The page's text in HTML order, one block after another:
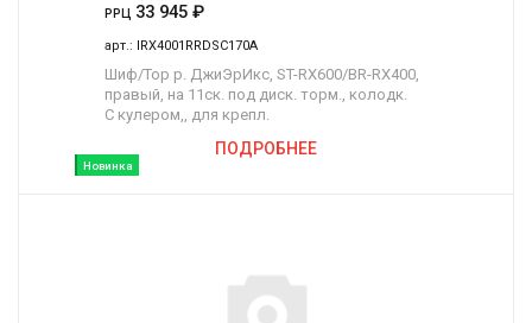
Новинка
РРЦ 33 945 ₽
арт.: IRX4001RRDSC170A
Шиф/Тор р. ДжиЭрИкс, ST-RX600/BR-RX400,
правый, на 11ск. под диск. торм., колодк.
С кулером,, для крепл.
ПОДРОБНЕЕ